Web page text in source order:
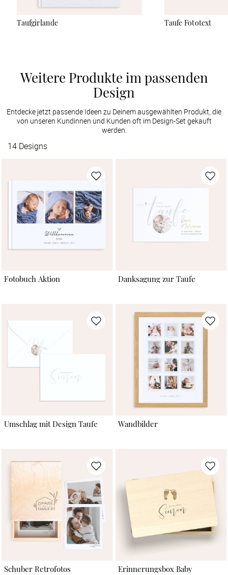
Taufgirlande Taufe Fototext
Weitere Produkte im passenden
Design
Entdecke jetzt passende Ideen zu Deinem ausgewählten Produkt, die
von unseren Kundinnen und Kunden oft im Design-Set gekauft
werden.
14 Designs
Fotobuch Aktion Danksagung zur Taufe
Umschlag mit Design Taufe Wandbilder
Schuber Retrofotos Erinnerungsbox Baby